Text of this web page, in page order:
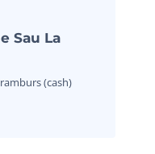
Sau La
(cash)